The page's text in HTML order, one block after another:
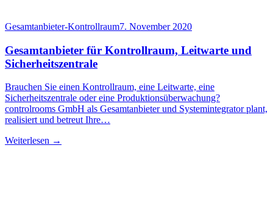
Gesamtanbieter-Kontrollraum7. November 2020
Gesamtanbieter für Kontrollraum, Leitwarte und
Sicherheitszentrale
Brauchen Sie einen Kontrollraum, eine Leitwarte, eine
Sicherheitszentrale oder eine Produktionsüberwachung?
controlrooms GmbH als Gesamtanbieter und Systemintegrator plant,
realisiert und betreut Ihre…
Weiterlesen →